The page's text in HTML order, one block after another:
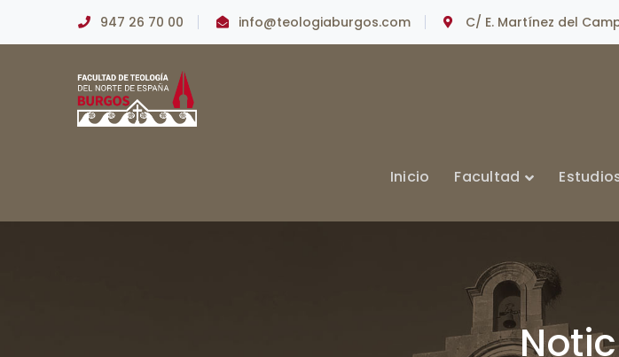
947 26 70 00 info@teologiaburgos.com C/ E. Martínez del
Inicio Facultad